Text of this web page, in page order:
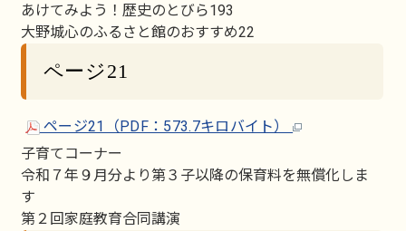
あけてみよう！歴史のとびら193
大野城心のふるさと館のおすすめ22
ページ21
ページ21（PDF：573.7キロバイト）
子育てコーナー
令和７年９月分より第３子以降の保育料を無償化しま
す
第２回家庭教育合同講演